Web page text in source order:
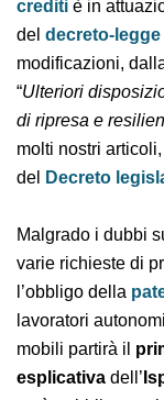
Ricordiamo che
a creditiè in
lettera a), del
convertito, con
2024, n. 56,
l’attuazione del
Articolo 29 che,
legislativo 9
Malgrado i dubbi
a varie richieste
che l’obbligo
lavoratori